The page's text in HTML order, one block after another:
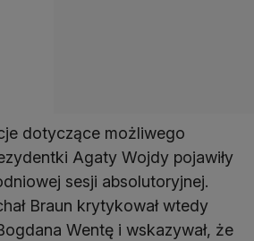
dotyczące możliwego
Agaty Wojdy pojawiły
sesji absolutoryjnej.
Braun krytykował wtedy
Wentę i wskazywał, że